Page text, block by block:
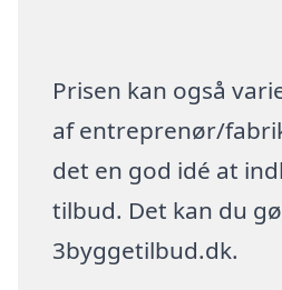
Prisen kan også
af entreprenør/
det en god idé at
tilbud. Det kan du
3byggetilbud.dk.